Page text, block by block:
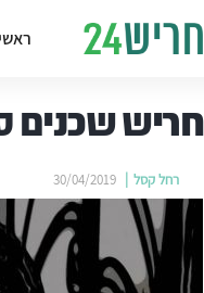
ראשי
חריש שכנים
רחל קסל 30/04/2019